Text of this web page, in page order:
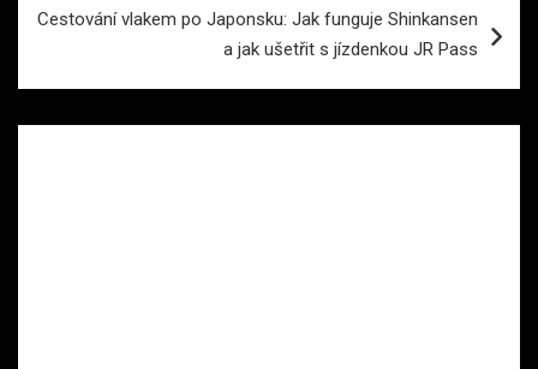
Cestování vlakem po Japonsku: Jak funguje Shinkansen
a jak ušetřit s jízdenkou JR Pass